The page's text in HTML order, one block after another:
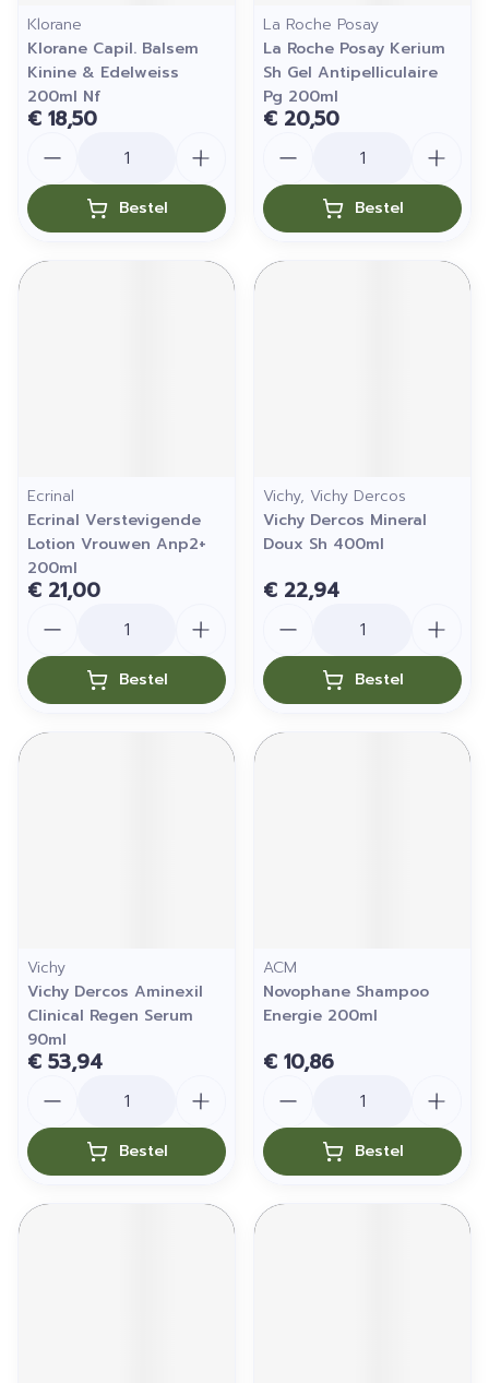
Klorane
Klorane Capil. Balsem
Kinine & Edelweiss
200ml Nf
€ 18,50
Bestel
La Roche Posay
La Roche Posay Kerium
Sh Gel Antipelliculaire
Pg 200ml
€ 20,50
Bestel
Ecrinal
Ecrinal Verstevigende
Lotion Vrouwen Anp2+
200ml
€ 21,00
Bestel
Vichy, Vichy Dercos
Vichy Dercos Mineral
Doux Sh 400ml
€ 22,94
Bestel
Vichy
Vichy Dercos Aminexil
Clinical Regen Serum
90ml
€ 53,94
Bestel
ACM
Novophane Shampoo
Energie 200ml
€ 10,86
Bestel